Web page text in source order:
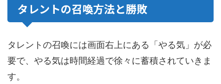
タレントの召喚方法と勝敗
タレントの召喚には画面右上にある「やる気」が必
要で、やる気は時間経過で徐々に蓄積されていきま
す。